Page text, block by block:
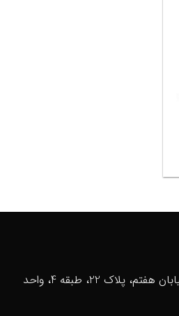
تهران، ولنجک، نبش خیابان هفتم، پلاک 22، طبقه 4، واحد